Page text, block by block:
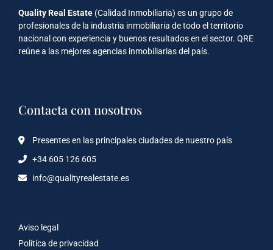
Quality Real Estate (Calidad Inmobiliaria) es un grupo de
profesionales de la industria inmobiliaria de todo el territorio
nacional con experiencia y buenos resultados en el sector. QRE
reúne a las mejores agencias inmobiliarias del país.
Contacta con nosotros
Presentes en las principales ciudades de nuestro país
+34 605 126 605
info@qualityrealestate.es
Aviso legal
Política de privacidad